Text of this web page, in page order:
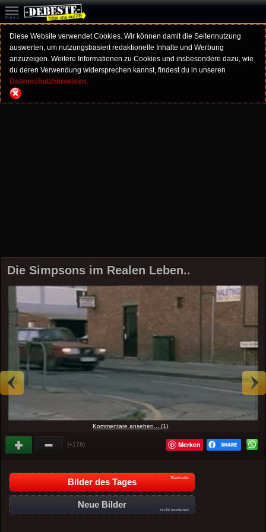
Diese Website verwendet Cookies. Wir können damit die Seitennutzung
auswerten, um nutzungsbasiert redaktionelle Inhalte und Werbung
anzuzeigen. Weitere Informationen zu Cookies und insbesondere dazu, wie
du deren Verwendung widersprechen kannst, findest du in unseren
Datenschutzhinweisen.
Die Simpsons im Realen Leben..
Kommentare ansehen... (1)
(+178) Merken
Bilder des Tages Startseite
Neue Bilder
nicht moderiert